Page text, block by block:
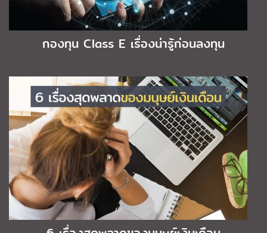
กองทุน Class E เรื่องน่ารู้ก่อนลงทุน